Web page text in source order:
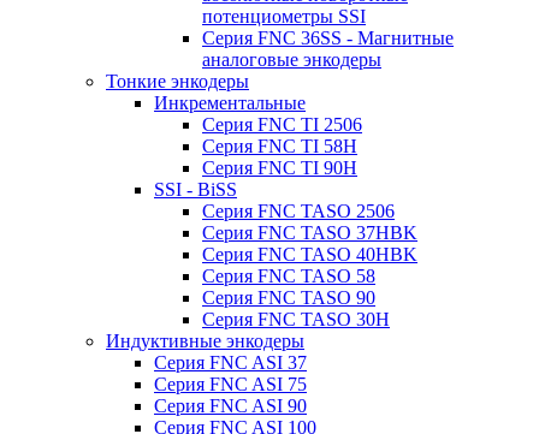
потенциометры SSI
Серия FNC 36SS - Магнитные
аналоговые энкодеры
Тонкие энкодеры
Инкрементальные
Серия FNC TI 2506
Серия FNC TI 58H
Серия FNC TI 90H
SSI - BiSS
Серия FNC TASO 2506
Серия FNC TASO 37HBK
Серия FNC TASO 40HBK
Серия FNC TASO 58
Серия FNC TASO 90
Серия FNC TASO 30H
Индуктивные энкодеры
Серия FNC ASI 37
Серия FNC ASI 75
Серия FNC ASI 90
Серия FNC ASI 100